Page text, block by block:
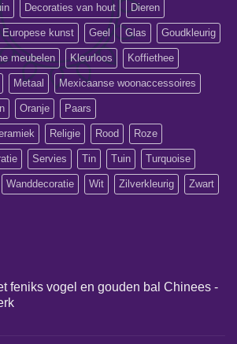
Decoraties van hout Dieren
Europese kunst Geel Glas Goudkleurig
meubelen Kleurloos Koffiethee
Metaal Mexicaanse woonaccessoires
Oranje Paars
Religie Rood Roze
Servies Tin Tuin Turquoise
Wanddecoratie Wit Zilverkleurig Zwart
feniks vogel en gouden bal Chinees -